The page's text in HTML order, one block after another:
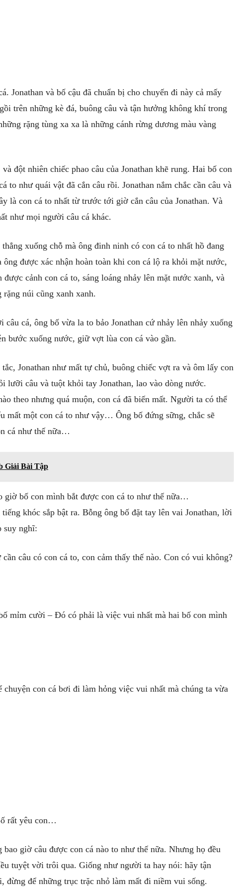
Jonathan và bố cậu đã chuẩn bị cho chuyến đi này cả mấy
trên những kè đá, buông câu và tận hưởng không khí trong
rặng tùng xa xa là những cánh rừng dương màu vàng
đột nhiên chiếc phao câu của Jonathan khẽ rung. Hai bố con
to như quái vật đã cắn câu rồi. Jonathan nắm chắc cần câu và
là con cá to nhất từ trước tới giờ cắn câu của Jonathan. Và
như mọi người câu cá khác.
xuống chỗ mà ông đinh ninh có con cá to nhất hồ đang
được xác nhận hoàn toàn khi con cá lộ ra khỏi mặt nước,
cảnh con cá to, sáng loáng nhảy lên mặt nước xanh, và
rặng núi cũng xanh xanh.
cá, ông bố vừa la to bảo Jonathan cứ nhảy lên nhảy xuống
bước xuống nước, giữ vợt lùa con cá vào gần.
Jonathan như mất tự chủ, buông chiếc vợt ra và ôm lấy con
lưỡi câu và tuột khỏi tay Jonathan, lao vào dòng nước.
theo nhưng quá muộn, con cá đã biến mất. Người ta có thể
mất một con cá to như vậy… Ông bố đứng sững, chắc sẽ
cá như thế nữa…
Giải Bài Tập
giờ bố con mình bắt được con cá to như thế nữa…
khóc sắp bật ra. Bỗng ông bố đặt tay lên vai Jonathan, lời
suy nghĩ:
câu có con cá to, con cảm thấy thế nào. Con có vui không?
mỉm cười – Đó có phải là việc vui nhất mà hai bố con mình
chuyện con cá bơi đi làm hỏng việc vui nhất mà chúng ta vừa
rất yêu con…
bao giờ câu được con cá nào to như thế nữa. Nhưng họ đều
tuyệt vời trôi qua. Giống như người ta hay nói: hãy tận
đừng để những trục trặc nhỏ làm mất đi niềm vui sống.